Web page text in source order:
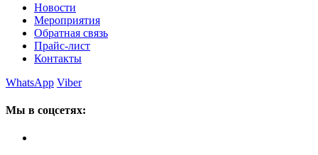
Новости
Мероприятия
Обратная связь
Прайс-лист
Контакты
WhatsApp Viber
Мы в соцсетях: